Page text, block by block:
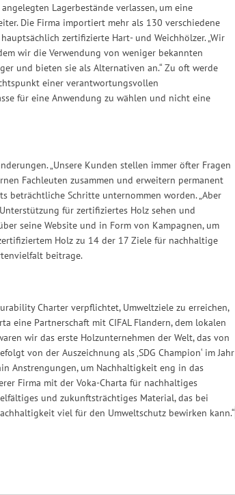
Lagerbestände verlassen, um eine
Die Firma importiert mehr als 130 verschiedene
zertifizierte Hart- und Weichhölzer. „Wir
wir die Verwendung von weniger bekannten
und bieten sie als Alternativen an.“ Zu oft werde
einer verantwortungsvollen
für eine Anwendung zu wählen und nicht eine
„Unsere Kunden stellen immer öfter Fragen
Fachleuten zusammen und erweitern permanent
beträchtliche Schritte unternommen worden. „Aber
für zertifiziertes Holz sehen und
seine Website und in Form von Kampagnen, um
Holz zu 14 der 17 Ziele für nachhaltige
beitrage.
Charter verpflichtet, Umweltziele zu erreichen,
eine Partnerschaft mit CIFAL Flandern, dem lokalen
wir das erste Holzunternehmen der Welt, das von
von der Auszeichnung als ‚SDG Champion‘ im Jahr
Anstrengungen, um Nachhaltigkeit eng in das
Firma mit der Voka-Charta für nachhaltiges
und zukunftsträchtiges Material, das bei
viel für den Umweltschutz bewirken kann.“